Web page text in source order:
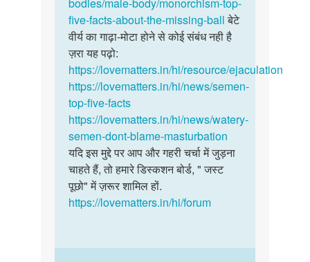
five-facts-about-the-missing-ballबेटे
वीर्य का गाढ़ा-मोटा होने से कोई संबंध नही है
ज़रा यह पढ़ो:
https://lovematters.in/hi/resource/ejaculation
https://lovematters.in/hi/news/semen-
top-five-facts
https://lovematters.in/hi/news/watery-
semen-dont-blame-masturbation
यदि इस मुद्दे पर आप और गहरी चर्चा में जुड़ना
चाहते हैं, तो हमारे डिस्कशन बोर्ड, " जस्ट
पूछो" में ज़रूर शामिल हों.
https://lovematters.in/hi/forum